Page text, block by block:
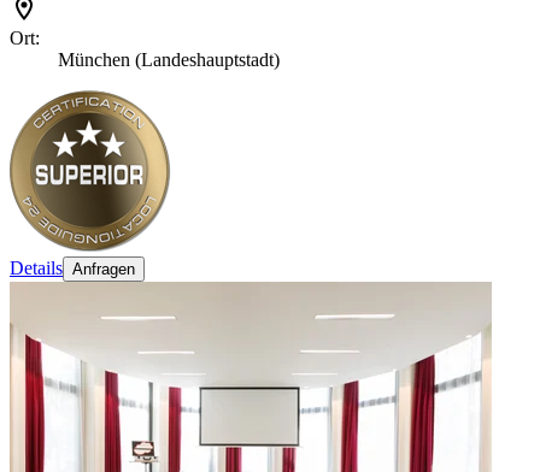
Ort:
München (Landeshauptstadt)
Details Anfragen